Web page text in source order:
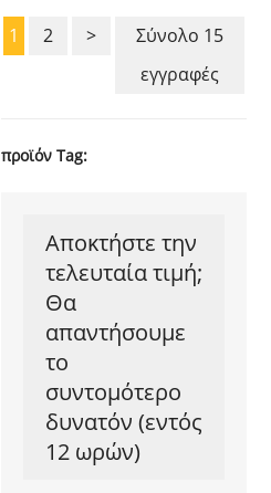
1 2 >
Σύνολο 15
εγγραφές
προϊόν Tag:
Αποκτήστε την
τελευταία τιμή;
Θα
απαντήσουμε
το
συντομότερο
δυνατόν (εντός
12 ωρών)